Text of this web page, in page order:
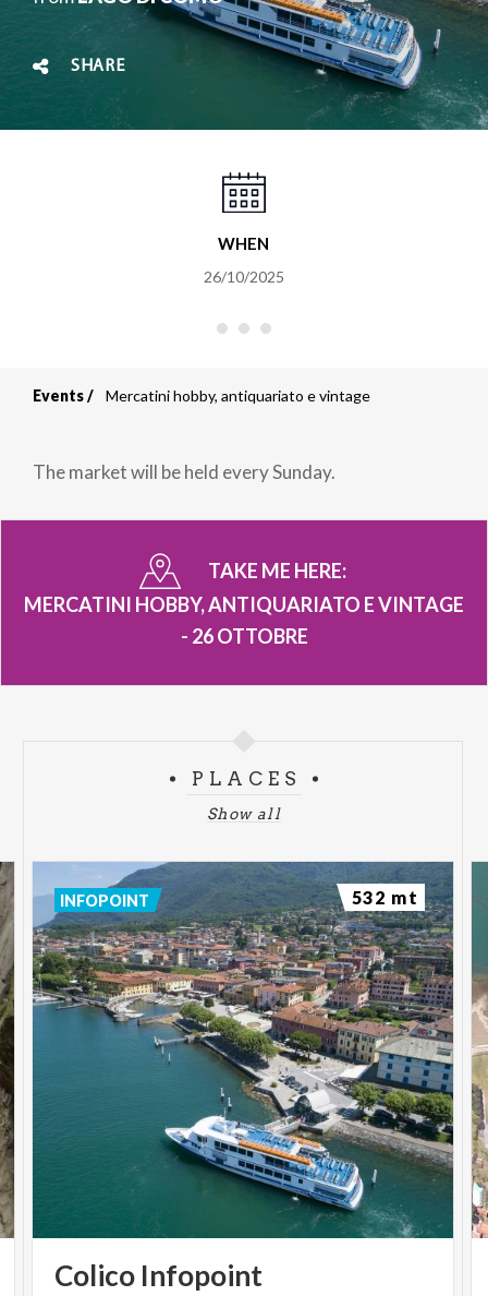
SHARE
WHEN
26/10/2025
Breadcrumb
Events Mercatini hobby, antiquariato e vintage
The market will be held every Sunday.
TAKE ME HERE:
MERCATINI HOBBY, ANTIQUARIATO E VINTAGE
- 26 OTTOBRE
PLACES
Show all
Colico Infopoint
INFOPOINT 532 mt